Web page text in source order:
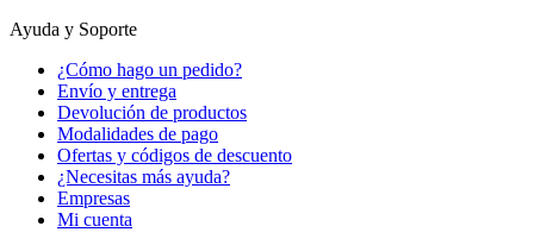
Ayuda y Soporte
¿Cómo hago un pedido?
Envío y entrega
Devolución de productos
Modalidades de pago
Ofertas y códigos de descuento
¿Necesitas más ayuda?
Empresas
Mi cuenta